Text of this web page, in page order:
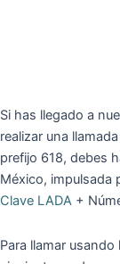
Si has llegado a
realizar una
prefijo 618, debes
México, impulsada
Clave LADA +
Para llamar